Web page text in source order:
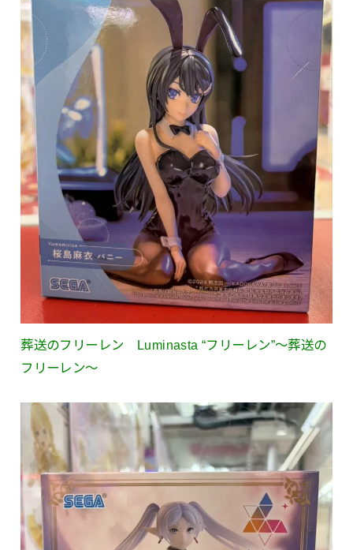
葬送のフリーレン Luminasta “フリーレン”〜葬送の
フリーレン〜